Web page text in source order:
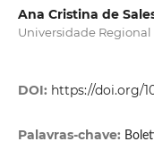
Ana Cristina de
Universidade Regional
DOI: https://doi.org/
Palavras-chave: